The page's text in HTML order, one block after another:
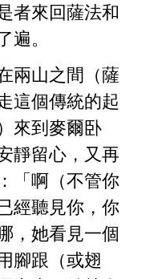
者來回薩法和
。
兩山之間（薩
這個傳統的起
來到麥爾卧
靜留心，又再
「啊（不管你
經聽見你，你
，她看見一個
腳跟（或翅